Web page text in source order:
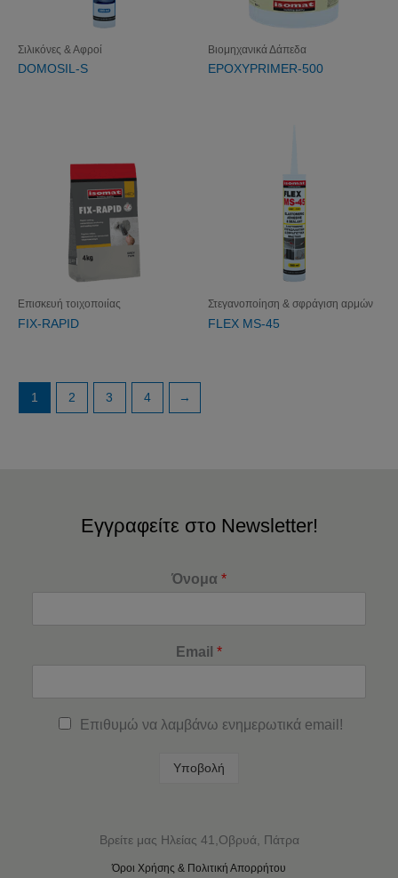
Σιλικόνες & Αφροί
DOMOSIL-S
Βιομηχανικά Δάπεδα
EPOXYPRIMER-500
Επισκευή τοιχοποιίας
FIX-RAPID
Στεγανοποίηση & σφράγιση αρμών
FLEX MS-45
1 2 3 4 →
Εγγραφείτε στο Newsletter!
Όνομα *
Email *
Επιθυμώ να λαμβάνω ενημερωτικά email!
Υποβολή
Βρείτε μας Ηλείας 41,Οβρυά, Πάτρα
Όροι Χρήσης & Πολιτική Απορρήτου